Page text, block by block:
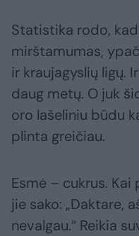
Statistika rodo,
mirštamumas,
ir kraujagyslių ligų.
daug metų. O juk
oro lašeliniu būdu
plinta greičiau.
Esmė – cukrus.
jie sako: „Daktare,
nevalgau.“ Reikia